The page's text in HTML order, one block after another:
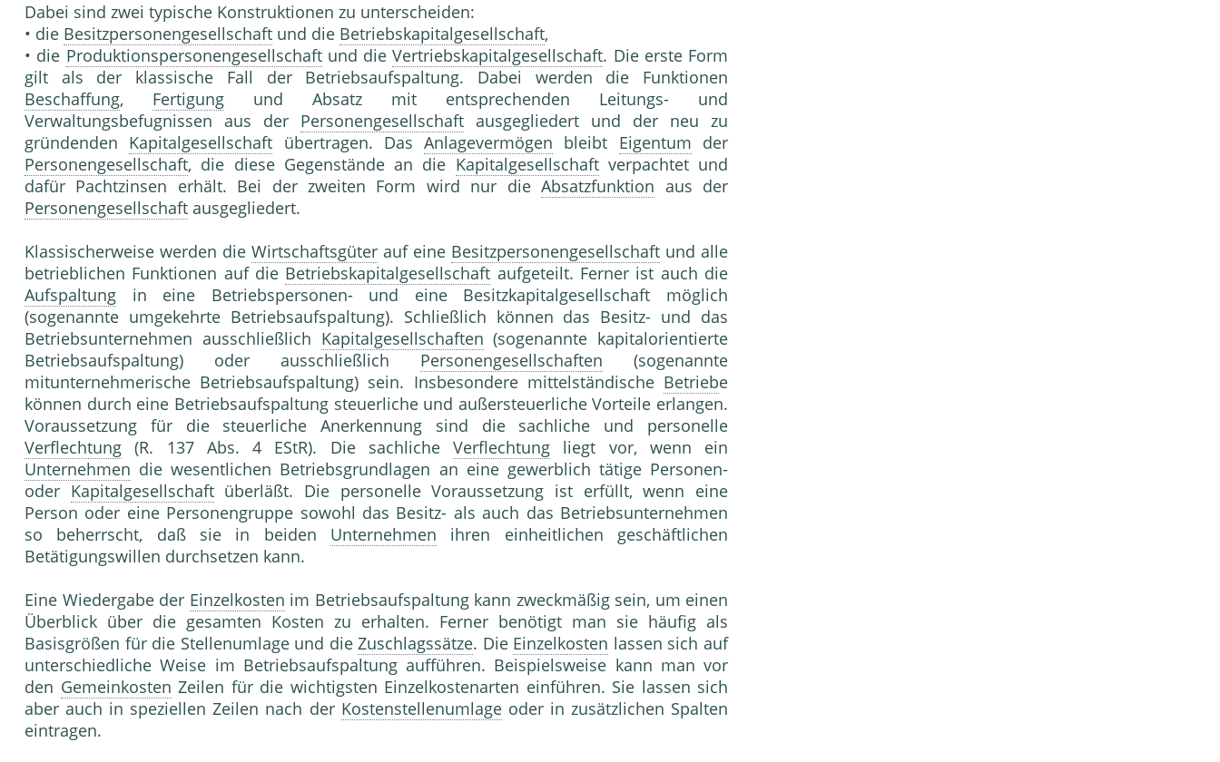
Dabei sind zwei typische Konstruktionen zu unterscheiden:
• die Besitzpersonengesellschaft und die Betriebskapitalgesellschaft,
• die Produktionspersonengesellschaftund dieVertriebskapitalgesellschaft. Die erste Form
gilt als der klassische Fall der Betriebsaufspaltung. Dabei werden die Funktionen
Beschaffung, Fertigung und Absatz mit entsprechenden Leitungs- und
Verwaltungsbefugnissen aus der Personengesellschaft ausgegliedert und der neu zu
gründenden Kapitalgesellschaft übertragen. DasAnlagevermögen bleibt Eigentum der
Personengesellschaft, die diese Gegenstände an die Kapitalgesellschaftverpachtet und
dafür Pachtzinsen erhält. Bei der zweiten Form wird nur dieAbsatzfunktion aus der
Personengesellschaft ausgegliedert.
Klassischerweise werden die Wirtschaftsgüter auf eine Besitzpersonengesellschaft und alle
betrieblichen Funktionen auf die Betriebskapitalgesellschaft aufgeteilt. Ferner ist auch die
Aufspaltung in eine Betriebspersonen- und eine Besitzkapitalgesellschaft möglich
(sogenannte umgekehrte Betriebsaufspaltung). Schließlich können das Besitz- und das
Betriebsunternehmen ausschließlich Kapitalgesellschaften (sogenannte kapitalorientierte
Betriebsaufspaltung) oder ausschließlich Personengesellschaften (sogenannte
mitunternehmerische Betriebsaufspaltung) sein. Insbesondere mittelständische Betriebe
können durch eine Betriebsaufspaltung steuerliche und außersteuerliche Vorteile erlangen.
Voraussetzung für die steuerliche Anerkennung sind die sachliche und personelle
Verflechtung (R. 137 Abs. 4 EStR). Die sachliche Verflechtung liegt vor, wenn ein
Unternehmen die wesentlichen Betriebsgrundlagen an eine gewerblich tätige Personen-
oder Kapitalgesellschaftüberläßt. Die personelle Voraussetzung ist erfüllt, wenn eine
Person oder eine Personengruppe sowohl das Besitz- als auch das Betriebsunternehmen
so beherrscht, daß sie in beiden Unternehmen ihren einheitlichen geschäftlichen
Betätigungswillen durchsetzen kann.
Eine Wiedergabe der Einzelkosten im Betriebsaufspaltung kann zweckmäßig sein, um einen
Überblick über die gesamten Kosten zu erhalten. Ferner benötigt man sie häufig als
Basisgrößen für die Stellenumlage und dieZuschlagssätze. Die Einzelkosten lassen sich auf
unterschiedliche Weise im Betriebsaufspaltung aufführen. Beispielsweise kann man vor
den Gemeinkosten Zeilen für die wichtigsten Einzelkostenarten einführen. Sie lassen sich
aber auch in speziellen Zeilen nach der Kostenstellenumlageoder in zusätzlichen Spalten
eintragen.